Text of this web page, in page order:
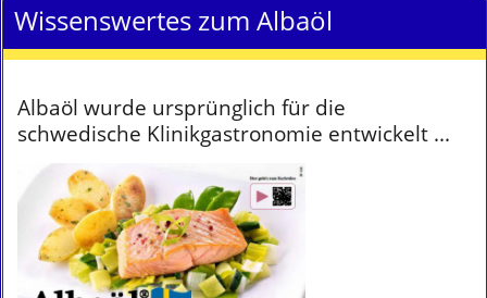
Wissenswertes zum Albaöl
Albaöl wurde ursprünglich für die
schwedische Klinikgastronomie entwickelt ...